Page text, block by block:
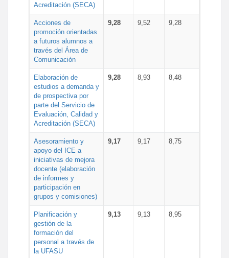
Acreditación (SECA)
Acciones de
promoción orientadas
a futuros alumnos a
través del Área de
Comunicación
9,28 9,52 9,28
Elaboración de
estudios a demanda y
de prospectiva por
parte del Servicio de
Evaluación, Calidad y
Acreditación (SECA)
9,28 8,93 8,48
Asesoramiento y
apoyo del ICE a
iniciativas de mejora
docente (elaboración
de informes y
participación en
grupos y comisiones)
9,17 9,17 8,75
Planificación y
gestión de la
formación del
personal a través de
la UFASU
9,13 9,13 8,95